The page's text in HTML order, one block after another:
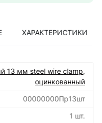
ХАРАКТЕРИСТИКИ
13 мм steel wire clamp,
оцинкованный
00000000Пр13шт
1 шт.